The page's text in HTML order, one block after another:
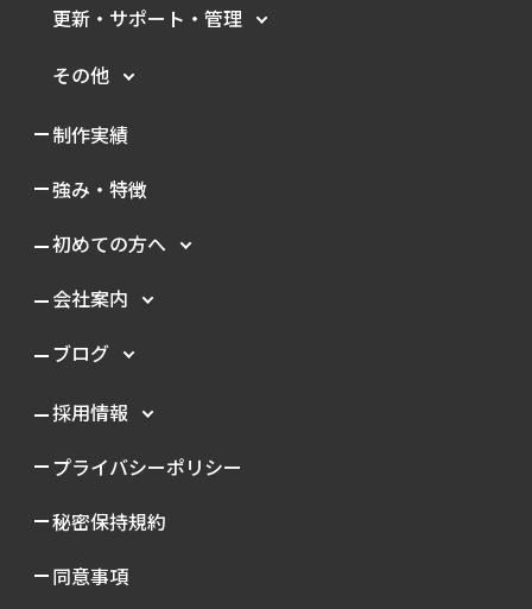
更新・サポート・管理
その他
制作実績
強み・特徴
初めての方へ
会社案内
ブログ
採用情報
プライバシーポリシー
秘密保持規約
同意事項